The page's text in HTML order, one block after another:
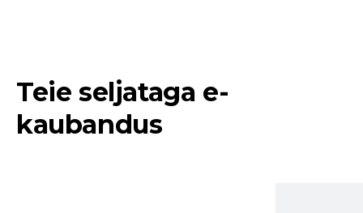
Teie seljataga e-
kaubandus